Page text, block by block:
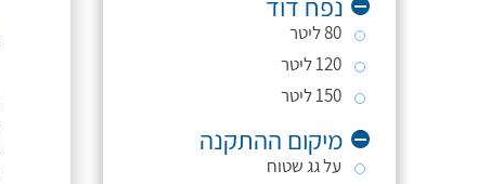
80 ליטר
120 ליטר
150 ליטר
מיקום ההתקנה
על גג שטוח